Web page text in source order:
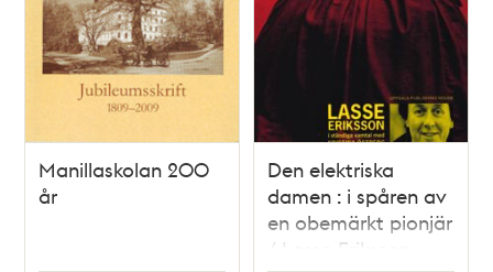
Manillaskolan 200
år
Den elektriska
damen : i spåren av
en obemärkt pionjär
/ Lasse Eriksson